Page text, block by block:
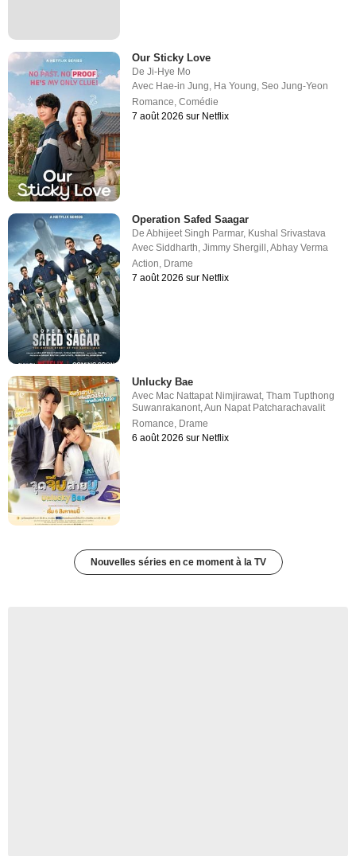
Our Sticky Love
DeJi-Hye Mo
Avec Hae-in Jung, Ha Young,Seo Jung-Yeon
Romance,Comédie
7 août 2026 sur Netflix
Operation Safed Saagar
DeAbhijeet Singh Parmar, Kushal Srivastava
AvecSiddharth,Jimmy Shergill ,Abhay Verma
Action, Drame
7 août 2026 sur Netflix
Unlucky Bae
Avec Mac Nattapat Nimjirawat ,Tham Tupthong
Suwanrakanont ,Aun Napat Patcharachavalit
Romance Drame
6 août 2026 sur Netflix
Nouvelles séries en ce moment à la TV